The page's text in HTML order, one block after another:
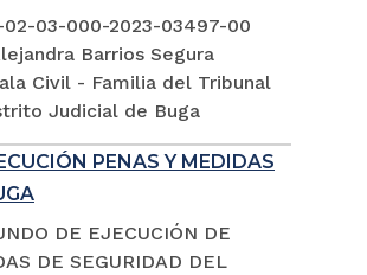
02-03-000-2023-03497-00
Barrios Segura
Civil - Familia del Tribunal
Judicial de Buga
PENAS Y MEDIDAS
DE EJECUCIÓN DE
DE SEGURIDAD DEL